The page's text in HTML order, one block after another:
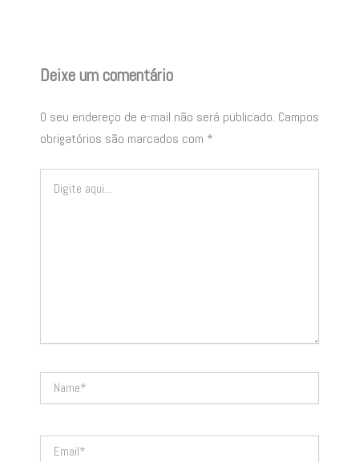
Deixe um comentário
O seu endereço de e-mail não será publicado. Campos
obrigatórios são marcados com *
aqui...